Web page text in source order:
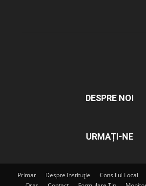
DESPRE NOI
URMAȚI-NE
Primar Despre Instituție Consiliul Local